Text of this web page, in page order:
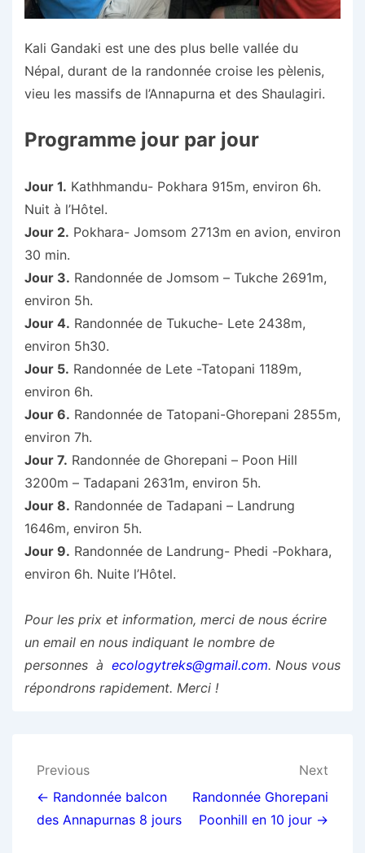
Kali Gandaki est une des plus belle vallée du
Népal, durant de la randonnée croise les pèlenis,
vieu les massifs de l’Annapurna et des Shaulagiri.
Programme jour par jour
Jour 1. Kathhmandu- Pokhara 915m, environ 6h.
Nuit à l’Hôtel.
Jour 2. Pokhara- Jomsom 2713m en avion, environ
30 min.
Jour 3. Randonnée de Jomsom – Tukche 2691m,
environ 5h.
Jour 4. Randonnée de Tukuche- Lete 2438m,
environ 5h30.
Jour 5. Randonnée de Lete -Tatopani 1189m,
environ 6h.
Jour 6. Randonnée de Tatopani-Ghorepani 2855m,
environ 7h.
Jour 7. Randonnée de Ghorepani – Poon Hill
3200m – Tadapani 2631m, environ 5h.
Jour 8. Randonnée de Tadapani – Landrung
1646m, environ 5h.
Jour 9. Randonnée de Landrung- Phedi -Pokhara,
environ 6h. Nuite l’Hôtel.
Pour les prix et information, merci de nous écrire
un email en nous indiquant le nombre de
personnes à ecologytreks@gmail.com. Nous vous
répondrons rapidement. Merci !
Post
navigation
Previous
← Randonnée balcon
des Annapurnas 8 jours
Next
Randonnée Ghorepani
Poonhill en 10 jour →